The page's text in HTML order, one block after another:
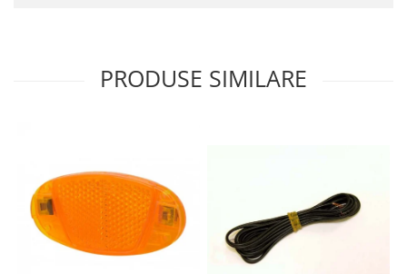
PRODUSE SIMILARE